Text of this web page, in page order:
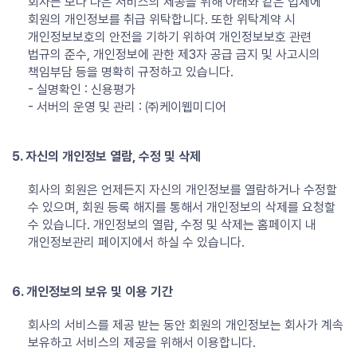
회원의 개인정보를 취급 위탁합니다. 또한 위탁계약 시
개인정보보호의 안전을 기하기 위하여 개인정보보호 관련
법규의 준수, 개인정보에 관한 제3자 공급 금지 및 사고시의
책임부담 등을 명확히 규정하고 있습니다.
- 실명확인 : 신용평가
- 서버의 운영 및 관리 : ㈜케이웹미디어
5. 자신의 개인정보 열람, 수정 및 삭제
회사의 회원은 언제든지 자신의 개인정보를 열람하거나 수정할
수 있으며, 회원 등록 해지를 통해서 개인정보의 삭제를 요청할
수 있습니다. 개인정보의 열람, 수정 및 삭제는 홈페이지 내
개인정보관리 페이지에서 하실 수 있습니다.
6. 개인정보의 보유 및 이용 기간
회사의 서비스를 제공 받는 동안 회원의 개인정보는 회사가 계속
보유하고 서비스의 제공을 위해서 이용합니다.